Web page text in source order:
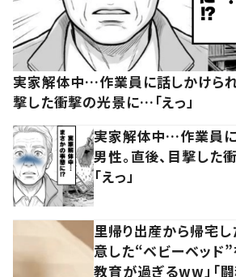
実家解体中…作業員に話しかけられ
撃した衝撃の光景に…「えっ」
実家解体中…作業員
男性。直後、目撃し
「えっ」
里帰り出産から帰宅
意した“ベビーベッド
教育が過ぎるww」「